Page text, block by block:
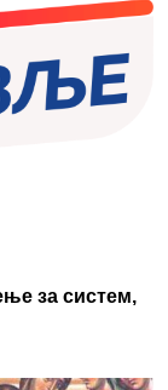
за систем,